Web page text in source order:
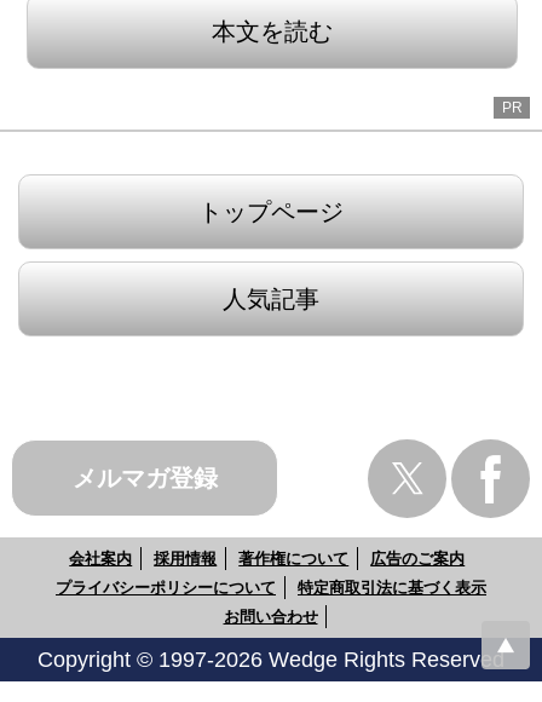
本文を読む
PR
トップページ
人気記事
メルマガ登録
会社案内 採用情報 著作権について
広告のご案内
プライバシーポリシーについて
特定商取引法に基づく表示
お問い合わせ
Copyright © 1997-2026 Wedge Rights Reserved